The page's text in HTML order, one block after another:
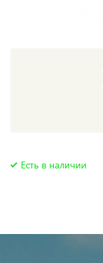
Есть в наличии